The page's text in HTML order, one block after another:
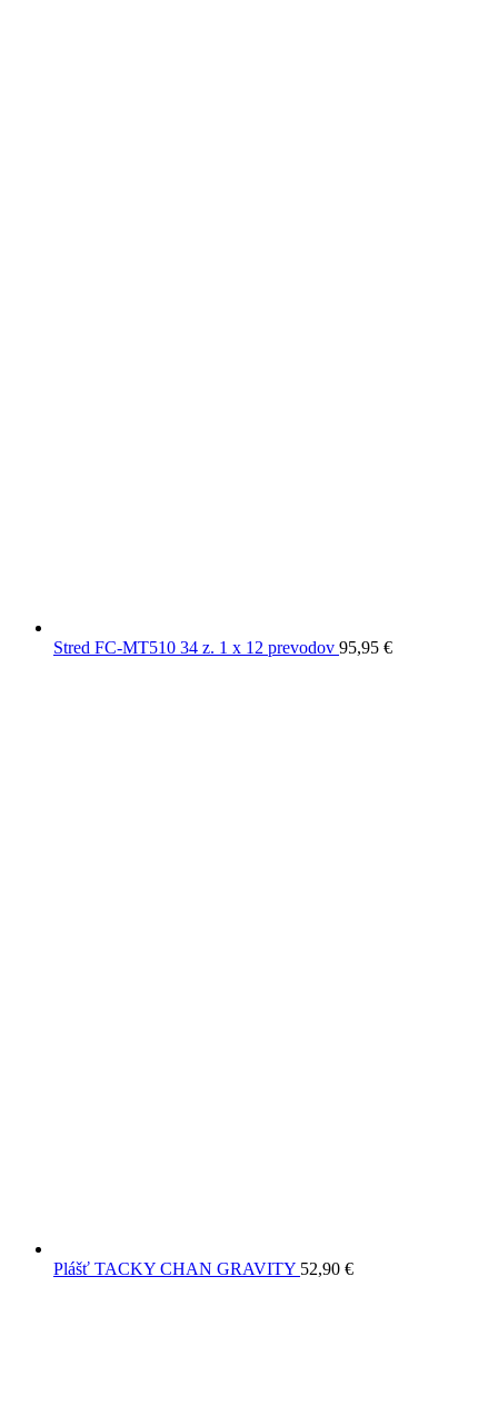
Stred FC-MT510 34 z. 1 x 12 prevodov 95,95 €
Plášť TACKY CHAN GRAVITY 52,90 €